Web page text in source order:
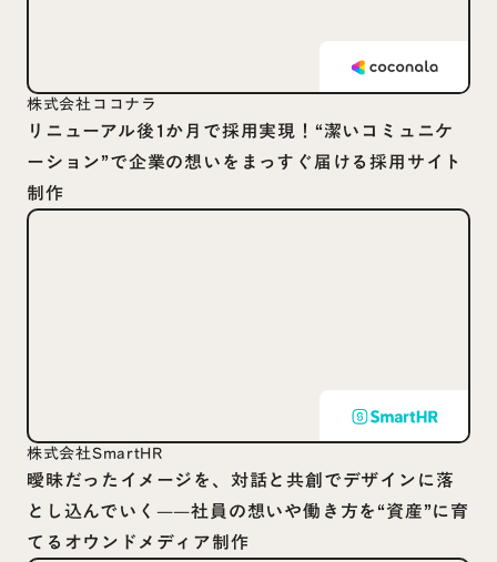
株式会社ココナラ
リニューアル後1か月で採用実現！“潔いコミュニケ
ーション”で企業の想いをまっすぐ届ける採用サイト
制作
株式会社SmartHR
曖昧だったイメージを、対話と共創でデザインに落
とし込んでいく——社員の想いや働き方を“資産”に育
てるオウンドメディア制作